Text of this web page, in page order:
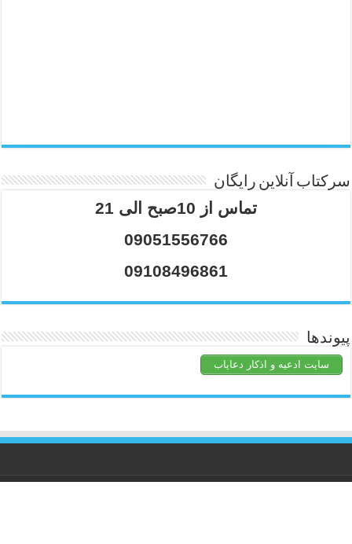
سرکتاب آنلاین رایگان
تماس از 10صبح الی 21
09051556766
09108496861
پیوندها
سایت ادعیه و اذکار دعایاب